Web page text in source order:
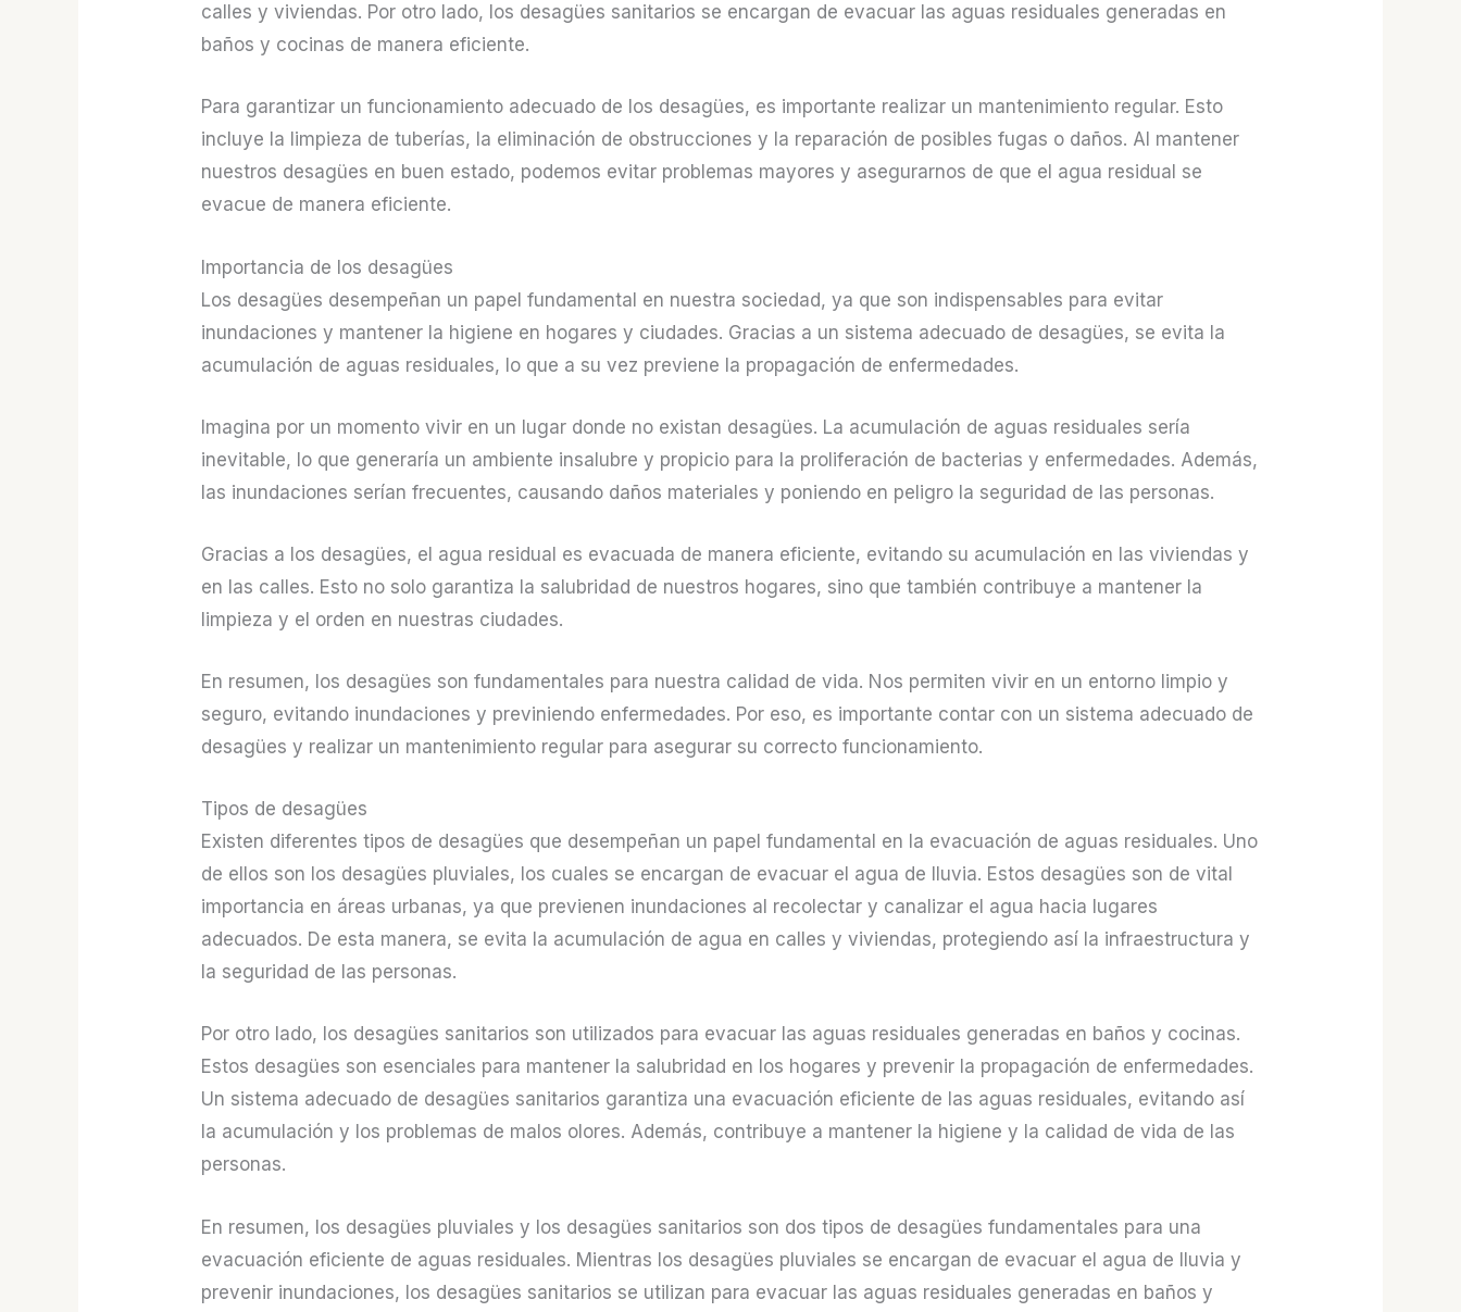
calles y viviendas. Por otro lado, los desagües sanitarios se encargan de evacuar las aguas residuales generadas en
baños y cocinas de manera eficiente.
Para garantizar un funcionamiento adecuado de los desagües, es importante realizar un mantenimiento regular. Esto
incluye la limpieza de tuberías, la eliminación de obstrucciones y la reparación de posibles fugas o daños. Al mantener
nuestros desagües en buen estado, podemos evitar problemas mayores y asegurarnos de que el agua residual se
evacue de manera eficiente.
Importancia de los desagües
Los desagües desempeñan un papel fundamental en nuestra sociedad, ya que son indispensables para evitar
inundaciones y mantener la higiene en hogares y ciudades. Gracias a un sistema adecuado de desagües, se evita la
acumulación de aguas residuales, lo que a su vez previene la propagación de enfermedades.
Imagina por un momento vivir en un lugar donde no existan desagües. La acumulación de aguas residuales sería
inevitable, lo que generaría un ambiente insalubre y propicio para la proliferación de bacterias y enfermedades. Además,
las inundaciones serían frecuentes, causando daños materiales y poniendo en peligro la seguridad de las personas.
Gracias a los desagües, el agua residual es evacuada de manera eficiente, evitando su acumulación en las viviendas y
en las calles. Esto no solo garantiza la salubridad de nuestros hogares, sino que también contribuye a mantener la
limpieza y el orden en nuestras ciudades.
En resumen, los desagües son fundamentales para nuestra calidad de vida. Nos permiten vivir en un entorno limpio y
seguro, evitando inundaciones y previniendo enfermedades. Por eso, es importante contar con un sistema adecuado de
desagües y realizar un mantenimiento regular para asegurar su correcto funcionamiento.
Tipos de desagües
Existen diferentes tipos de desagües que desempeñan un papel fundamental en la evacuación de aguas residuales. Uno
de ellos son los desagües pluviales, los cuales se encargan de evacuar el agua de lluvia. Estos desagües son de vital
importancia en áreas urbanas, ya que previenen inundaciones al recolectar y canalizar el agua hacia lugares
adecuados. De esta manera, se evita la acumulación de agua en calles y viviendas, protegiendo así la infraestructura y
la seguridad de las personas.
Por otro lado, los desagües sanitarios son utilizados para evacuar las aguas residuales generadas en baños y cocinas.
Estos desagües son esenciales para mantener la salubridad en los hogares y prevenir la propagación de enfermedades.
Un sistema adecuado de desagües sanitarios garantiza una evacuación eficiente de las aguas residuales, evitando así
la acumulación y los problemas de malos olores. Además, contribuye a mantener la higiene y la calidad de vida de las
personas.
En resumen, los desagües pluviales y los desagües sanitarios son dos tipos de desagües fundamentales para una
evacuación eficiente de aguas residuales. Mientras los desagües pluviales se encargan de evacuar el agua de lluvia y
prevenir inundaciones, los desagües sanitarios se utilizan para evacuar las aguas residuales generadas en baños y